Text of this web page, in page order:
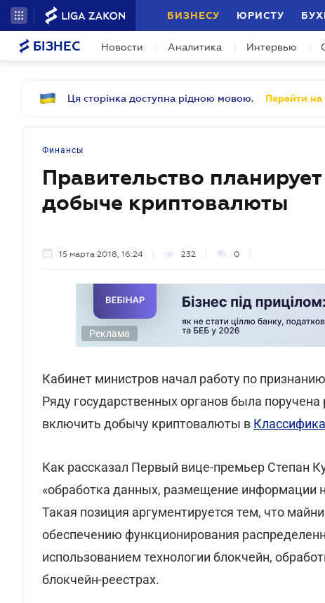
БИЗНЕСУ ЮРИСТУ
БІЗНЕС Новости Аналитика Интервью
Ця сторінка доступна рідною мовою. Перейти на
Финансы
Правительство
добыче криптовалюты
15 марта 2018, 16:24 232 0
Реклама
Кабинет министров начал работу по
Ряду государственных органов была
включить добычу криптовалюты в
Как рассказал Первый вице-премьер Степан
«обработка данных, размещение информации
Такая позиция аргументируется тем, что
обеспечению функционирования
использованием технологии блокчейн,
блокчейн-реестрах.